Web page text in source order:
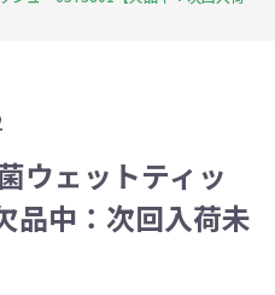
ウェットティッ
中：次回入荷未